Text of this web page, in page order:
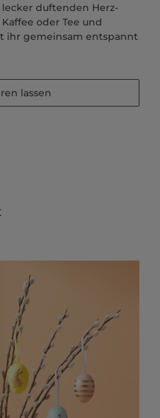
duftenden Herz-
oder Tee und
ihr gemeinsam entspannt
lassen